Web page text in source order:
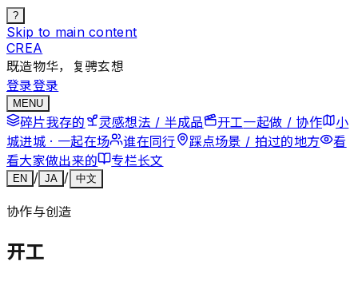
?
Skip to main content
CREA
既造物华，复骋玄想
登录登录
MENU
碎片我存的 灵感想法 / 半成品 开工一起做 / 协作
小
城进城 · 一起在场 谁在同行 踩点场景 / 拍过的地方
看
看大家做出来的 专栏长文
EN / JA / 中文
协作与创造
开工